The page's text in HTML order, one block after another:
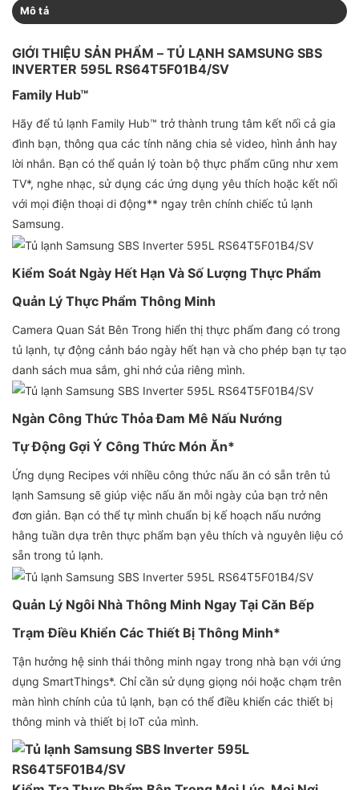
Mô tả
GIỚI THIỆU SẢN PHẨM – TỦ LẠNH SAMSUNG SBS
INVERTER 595L RS64T5F01B4/SV
Family Hub™
Hãy để tủ lạnh Family Hub™ trở thành trung tâm kết nối cả gia
đình bạn, thông qua các tính năng chia sẻ video, hình ảnh hay
lời nhắn. Bạn có thể quản lý toàn bộ thực phẩm cũng như xem
TV*, nghe nhạc, sử dụng các ứng dụng yêu thích hoặc kết nối
với mọi điện thoại di động** ngay trên chính chiếc tủ lạnh
Samsung.
Kiểm Soát Ngày Hết Hạn Và Số Lượng Thực Phẩm
Quản Lý Thực Phẩm Thông Minh
Camera Quan Sát Bên Trong hiển thị thực phẩm đang có trong
tủ lạnh, tự động cảnh báo ngày hết hạn và cho phép bạn tự tạo
danh sách mua sắm, ghi nhớ của riêng mình.
Ngàn Công Thức Thỏa Đam Mê Nấu Nướng
Tự Động Gợi Ý Công Thức Món Ăn*
Ứng dụng Recipes với nhiều công thức nấu ăn có sẵn trên tủ
lạnh Samsung sẽ giúp việc nấu ăn mỗi ngày của bạn trở nên
đơn giản. Bạn có thể tự mình chuẩn bị kế hoạch nấu nướng
hằng tuần dựa trên thực phẩm bạn yêu thích và nguyên liệu có
sẵn trong tủ lạnh.
Quản Lý Ngôi Nhà Thông Minh Ngay Tại Căn Bếp
Trạm Điều Khiển Các Thiết Bị Thông Minh*
Tận hưởng hệ sinh thái thông minh ngay trong nhà bạn với ứng
dụng SmartThings*. Chỉ cần sử dụng giọng nói hoặc chạm trên
màn hình chính của tủ lạnh, bạn có thể điều khiển các thiết bị
thông minh và thiết bị IoT của mình.